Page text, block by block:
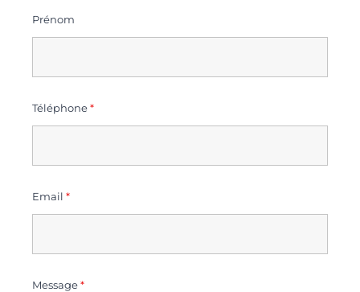
Prénom
Téléphone*
Email *
Message*